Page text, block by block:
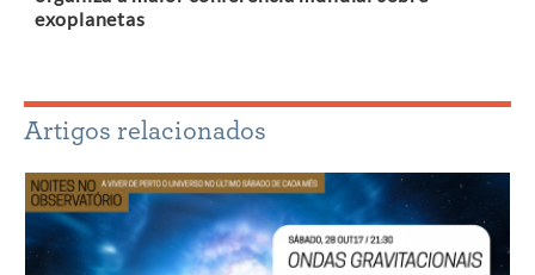
exoplanetas
Artigos relacionados